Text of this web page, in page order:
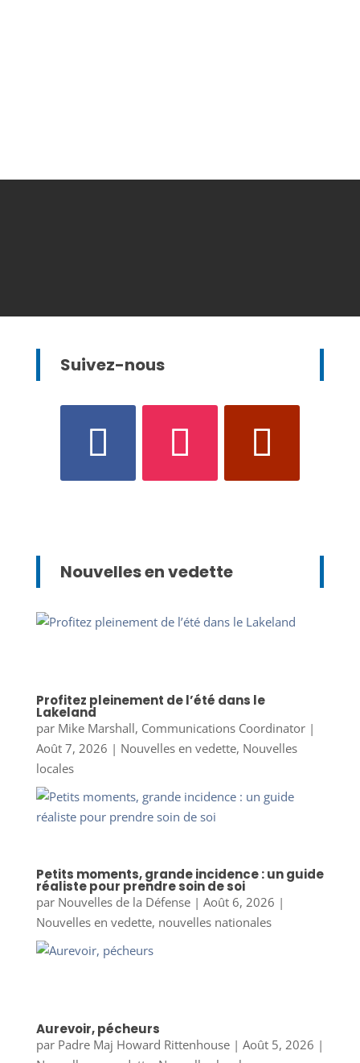
Suivez-nous
Nouvelles en vedette
Profitez pleinement de l’été dans le
Lakeland
par Mike Marshall, Communications Coordinator|
Août 7, 2026 | Nouvelles en vedette, Nouvelles
locales
Petits moments, grande incidence : un guide
réaliste pour prendre soin de soi
par Nouvelles de la Défense| Août 6, 2026 |
Nouvelles en vedette, nouvelles nationales
Aurevoir, pécheurs
par Padre Maj Howard Rittenhouse| Août 5, 2026 |